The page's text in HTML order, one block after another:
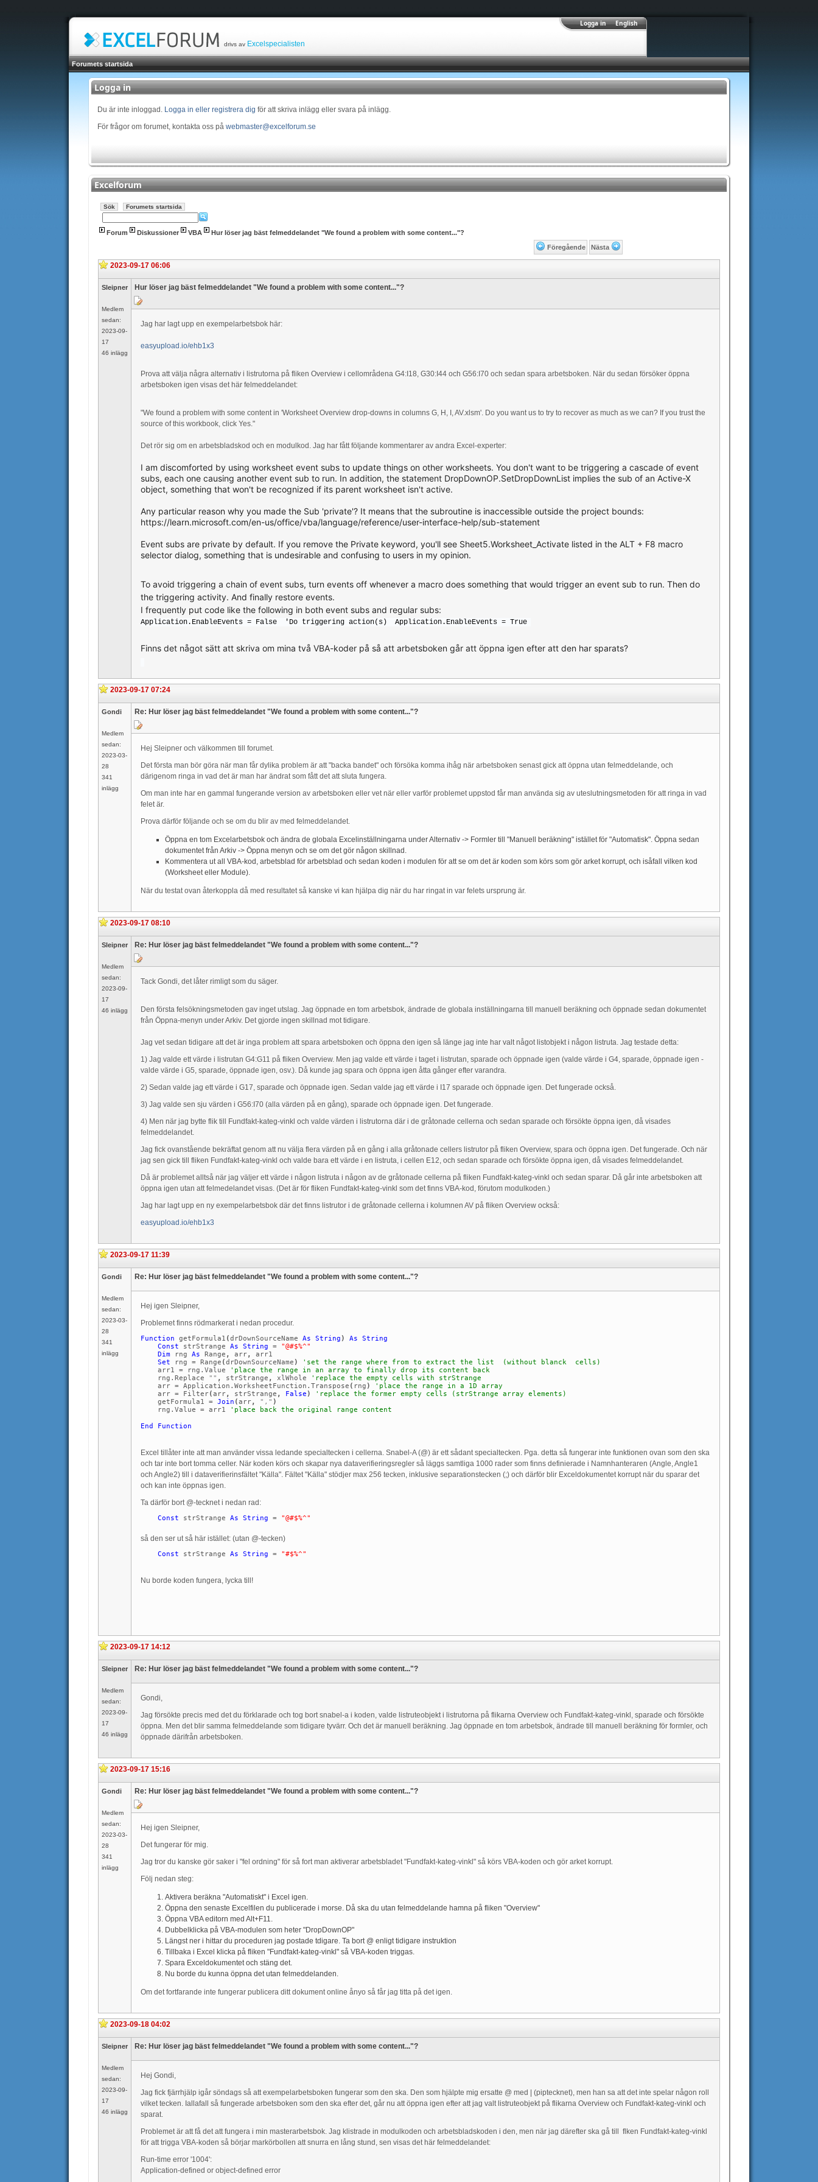
drivs av Excelspecialisten
Logga in English
Forumets startsida
Logga in
Du är inte inloggad. Logga in eller registrera dig för att skriva inlägg eller svara på inlägg.
För frågor om forumet, kontakta oss på webmaster@excelforum.se
Excelforum
Sök Forumets startsida
Forum Diskussioner VBA
Hur löser jag bäst felmeddelandet "We found a problem with some content..."?
Föregående
Nästa
2023-09-17 06:06
Sleipner
Medlem
sedan:
2023-09-
17
46 inlägg
Hur löser jag bäst felmeddelandet "We found a problem with some content..."?
Jag har lagt upp en exempelarbetsbok här:
easyupload.io/ehb1x3
Prova att välja några alternativ i listrutorna på fliken Overview i cellområdena G4:I18, G30:I44 och G56:I70 och sedan spara arbetsboken. När du sedan försöker öppna
arbetsboken igen visas det här felmeddelandet:
"We found a problem with some content in 'Worksheet Overview drop-downs in columns G, H, I, AV.xlsm'. Do you want us to try to recover as much as we can? If you trust the
source of this workbook, click Yes."
Det rör sig om en arbetsbladskod och en modulkod. Jag har fått följande kommentarer av andra Excel-experter:
I am discomforted by using worksheet event subs to update things on other worksheets. You don't want to be triggering a cascade of event
subs, each one causing another event sub to run. In addition, the statement DropDownOP.SetDropDownList implies the sub of an Active-X
object, something that won't be recognized if its parent worksheet isn't active.
Any particular reason why you made the Sub 'private'? It means that the subroutine is inaccessible outside the project bounds:
https://learn.microsoft.com/en-us/office/vba/language/reference/user-interface-help/sub-statement
Event subs are private by default. If you remove the Private keyword, you'll see Sheet5.Worksheet_Activate listed in the ALT + F8 macro
selector dialog, something that is undesirable and confusing to users in my opinion.
To avoid triggering a chain of event subs, turn events off whenever a macro does something that would trigger an event sub to run. Then do
the triggering activity. And finally restore events.
I frequently put code like the following in both event subs and regular subs:
Application.EnableEvents = False 'Do triggering action(s) Application.EnableEvents = True
Finns det något sätt att skriva om mina två VBA-koder på så att arbetsboken går att öppna igen efter att den har sparats?
2023-09-17 07:24
Gondi
Medlem
sedan:
2023-03-
28
341
inlägg
Re: Hur löser jag bäst felmeddelandet "We found a problem with some content..."?
Hej Sleipner och välkommen till forumet.
Det första man bör göra när man får dylika problem är att "backa bandet" och försöka komma ihåg när arbetsboken senast gick att öppna utan felmeddelande, och
därigenom ringa in vad det är man har ändrat som fått det att sluta fungera.
Om man inte har en gammal fungerande version av arbetsboken eller vet när eller varför problemet uppstod får man använda sig av uteslutningsmetoden för att ringa in vad
felet är.
Prova därför följande och se om du blir av med felmeddelandet.
Öppna en tom Excelarbetsbok och ändra de globala Excelinställningarna under Alternativ -> Formler till "Manuell beräkning" istället för "Automatisk". Öppna sedan
dokumentet från Arkiv -> Öppna menyn och se om det gör någon skillnad.
Kommentera ut all VBA-kod, arbetsblad för arbetsblad och sedan koden i modulen för att se om det är koden som körs som gör arket korrupt, och isåfall vilken kod
(Worksheet eller Module).
När du testat ovan återkoppla då med resultatet så kanske vi kan hjälpa dig när du har ringat in var felets ursprung är.
2023-09-17 08:10
Sleipner
Medlem
sedan:
2023-09-
17
46 inlägg
Re: Hur löser jag bäst felmeddelandet "We found a problem with some content..."?
Tack Gondi, det låter rimligt som du säger.
Den första felsökningsmetoden gav inget utslag. Jag öppnade en tom arbetsbok, ändrade de globala inställningarna till manuell beräkning och öppnade sedan dokumentet
från Öppna-menyn under Arkiv. Det gjorde ingen skillnad mot tidigare.
Jag vet sedan tidigare att det är inga problem att spara arbetsboken och öppna den igen så länge jag inte har valt något listobjekt i någon listruta. Jag testade detta:
1) Jag valde ett värde i listrutan G4:G11 på fliken Overview. Men jag valde ett värde i taget i listrutan, sparade och öppnade igen (valde värde i G4, sparade, öppnade igen -
valde värde i G5, sparade, öppnade igen, osv.). Då kunde jag spara och öppna igen åtta gånger efter varandra.
2) Sedan valde jag ett värde i G17, sparade och öppnade igen. Sedan valde jag ett värde i I17 sparade och öppnade igen. Det fungerade också.
3) Jag valde sen sju värden i G56:I70 (alla värden på en gång), sparade och öppnade igen. Det fungerade.
4) Men när jag bytte flik till Fundfakt-kateg-vinkl och valde värden i listrutorna där i de gråtonade cellerna och sedan sparade och försökte öppna igen, då visades
felmeddelandet.
Jag fick ovanstående bekräftat genom att nu välja flera värden på en gång i alla gråtonade cellers listrutor på fliken Overview, spara och öppna igen. Det fungerade. Och när
jag sen gick till fliken Fundfakt-kateg-vinkl och valde bara ett värde i en listruta, i cellen E12, och sedan sparade och försökte öppna igen, då visades felmeddelandet.
Då är problemet alltså när jag väljer ett värde i någon listruta i någon av de gråtonade cellerna på fliken Fundfakt-kateg-vinkl och sedan sparar. Då går inte arbetsboken att
öppna igen utan att felmedelandet visas. (Det är för fliken Fundfakt-kateg-vinkl som det finns VBA-kod, förutom modulkoden.)
Jag har lagt upp en ny exempelarbetsbok där det finns listrutor i de gråtonade cellerna i kolumnen AV på fliken Overview också:
easyupload.io/ehb1x3
2023-09-17 11:39
Gondi
Medlem
sedan:
2023-03-
28
341
inlägg
Re: Hur löser jag bäst felmeddelandet "We found a problem with some content..."?
Hej igen Sleipner,
Problemet finns rödmarkerat i nedan procedur.
Function getFormula1 (drDownSourceName As String ) As
String
Const strStrange As String =
"@#$%^"
Dim rng As Range , arr,
arr1
Set rng = Range (drDownSourceName )
'set the range where from to extract the list (without blanck cells)
arr1 = rng.Value
'place the range in an array to finally drop its content back
rng.Replace "" , strStrange , xlWhole
'replace the empty cells with strStrange
arr = Application.WorksheetFunction.Transpose ( rng )
'place the range in a 1D array
arr = Filter(arr, strStrange , False )
'replace the former empty cells (strStrange array elements)
getFormula1 = Join (arr, "," )
rng.Value = arr1 'place back the original range content
End Function
Excel tillåter inte att man använder vissa ledande specialtecken i cellerna. Snabel-A (@) är ett sådant specialtecken. Pga. detta så fungerar inte funktionen ovan som den ska
och tar inte bort tomma celler. När koden körs och skapar nya dataverifieringsregler så läggs samtliga 1000 rader som finns definierade i Namnhanteraren (Angle, Angle1
och Angle2) till i dataverifierinsfältet "Källa". Fältet "Källa" stödjer max 256 tecken, inklusive separationstecken (;) och därför blir Exceldokumentet korrupt när du sparar det
och kan inte öppnas igen.
Ta därför bort @-tecknet i nedan rad:
Const strStrange As String = "@#$%^"
så den ser ut så här istället: (utan @-tecken)
Const strStrange As String = "#$%^"
Nu borde koden fungera, lycka till!
2023-09-17 14:12
Sleipner
Medlem
sedan:
2023-09-
17
46 inlägg
Re: Hur löser jag bäst felmeddelandet "We found a problem with some content..."?
Gondi,
Jag försökte precis med det du förklarade och tog bort snabel-a i koden, valde listruteobjekt i listrutorna på flikarna Overview och Fundfakt-kateg-vinkl, sparade och försökte
öppna. Men det blir samma felmeddelande som tidigare tyvärr. Och det är manuell beräkning. Jag öppnade en tom arbetsbok, ändrade till manuell beräkning för formler, och
öppnade därifrån arbetsboken.
2023-09-17 15:16
Gondi
Medlem
sedan:
2023-03-
28
341
inlägg
Re: Hur löser jag bäst felmeddelandet "We found a problem with some content..."?
Hej igen Sleipner,
Det fungerar för mig.
Jag tror du kanske gör saker i "fel ordning" för så fort man aktiverar arbetsbladet "Fundfakt-kateg-vinkl" så körs VBA-koden och gör arket korrupt.
Följ nedan steg:
Aktivera beräkna "Automatiskt" i Excel igen.
Öppna den senaste Excelfilen du publicerade i morse. Då ska du utan felmeddelande hamna på fliken "Overview"
Öppna VBA editorn med Alt+F11.
Dubbelklicka på VBA-modulen som heter "DropDownOP"
Längst ner i hittar du proceduren jag postade tdigare. Ta bort @ enligt tidigare instruktion
Tillbaka i Excel klicka på fliken "Fundfakt-kateg-vinkl" så VBA-koden triggas.
Spara Exceldokumentet och stäng det.
Nu borde du kunna öppna det utan felmeddelanden.
Om det fortfarande inte fungerar publicera ditt dokument online ånyo så får jag titta på det igen.
2023-09-18 04:02
Sleipner
Medlem
sedan:
2023-09-
17
46 inlägg
Re: Hur löser jag bäst felmeddelandet "We found a problem with some content..."?
Hej Gondi,
Jag fick fjärrhjälp igår söndags så att exempelarbetsboken fungerar som den ska. Den som hjälpte mig ersatte @ med | (piptecknet), men han sa att det inte spelar någon roll
vilket tecken. Iallafall så fungerade arbetsboken som den ska efter det, går nu att öppna igen efter att jag valt listruteobjekt på flikarna Overview och Fundfakt-kateg-vinkl och
sparat.
Problemet är att få det att fungera i min masterarbetsbok. Jag klistrade in modulkoden och arbetsbladskoden i den, men när jag därefter ska gå till flken Fundfakt-kateg-vinkl
för att trigga VBA-koden så börjar markörbollen att snurra en lång stund, sen visas det här felmeddelandet:
Run-time error '1004':
Application-defined or object-defined error